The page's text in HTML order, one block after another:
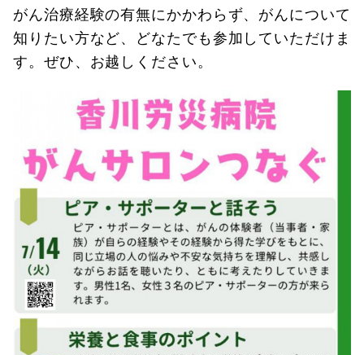
がん治療経験の有無にかかわらず、がんについて
知りたい方など、どなたでも参加していただけま
す。ぜひ、お越しください。